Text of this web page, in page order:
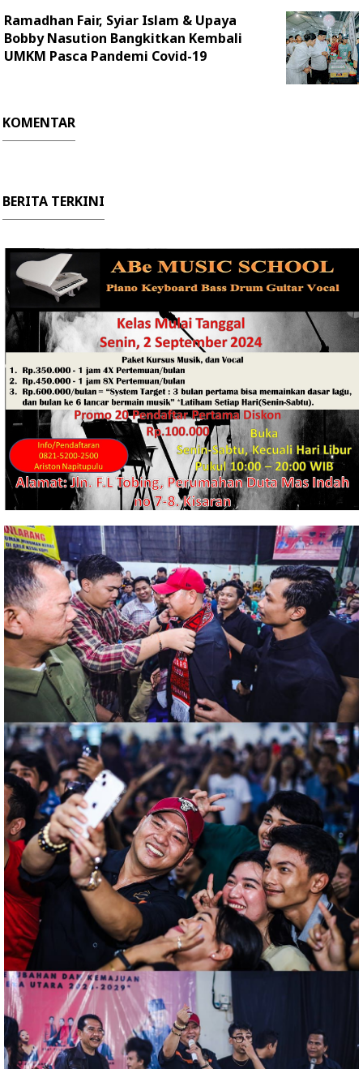
Ramadhan Fair, Syiar Islam & Upaya
Bobby Nasution Bangkitkan Kembali
UMKM Pasca Pandemi Covid-19
KOMENTAR
BERITA TERKINI